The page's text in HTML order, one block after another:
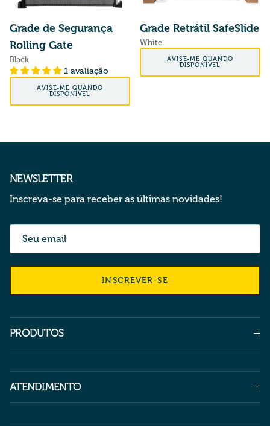
Grade de Segurança
Rolling Gate
Black
1 avaliação
AVISE-ME QUANDO
DISPONÍVEL
Grade Retrátil SafeSlide
White
AVISE-ME QUANDO
DISPONÍVEL
NEWSLETTER
Inscreva-se para receber as últimas novidades!
INSCREVER-SE
PRODUTOS
ATENDIMENTO